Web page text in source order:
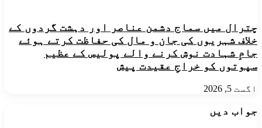
چترال میں سماج دشمن عناصر اور دہشت گردوں کے
خلاف شہریوں کی جان و مال کی حفاظت کرتے ہوئے
جامِ شہادت نوش کرنے والے پولیس کے عظیم
سپوتوں کو خراجِ عقیدت پیش
اگست 5, 2026
جواب دیں